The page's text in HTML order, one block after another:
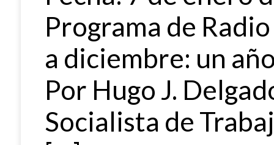
Programa de
a diciembre: un
Por Hugo J.
Socialista de